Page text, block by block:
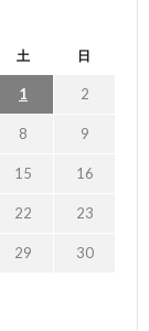
土 日
1 2
8 9
15 16
22 23
29 30